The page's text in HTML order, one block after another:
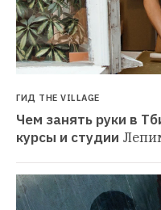
ГИД THE VILLAGE
Чем занять руки в
курсы и студии